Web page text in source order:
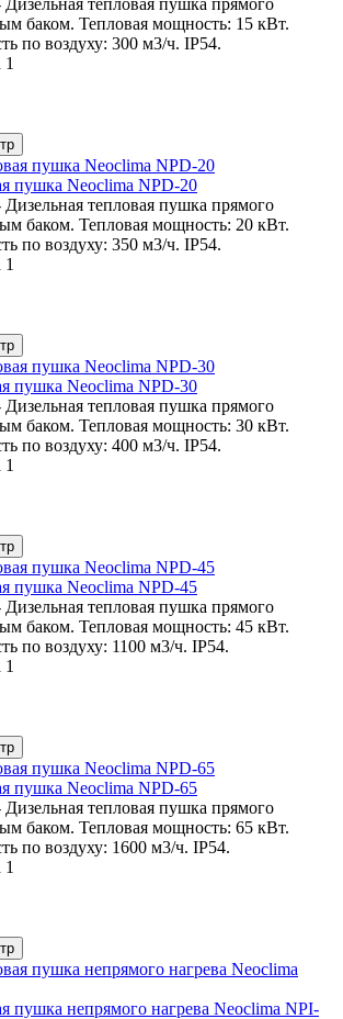
тепловая пушка прямого
баком. Тепловая мощность: 15 кВт.
по воздуху: 300 м3/ч. IP54.
1
пушка Neoclima NPD-20
тепловая пушка прямого
баком. Тепловая мощность: 20 кВт.
по воздуху: 350 м3/ч. IP54.
1
пушка Neoclima NPD-30
тепловая пушка прямого
баком. Тепловая мощность: 30 кВт.
по воздуху: 400 м3/ч. IP54.
1
пушка Neoclima NPD-45
тепловая пушка прямого
баком. Тепловая мощность: 45 кВт.
по воздуху: 1100 м3/ч. IP54.
1
пушка Neoclima NPD-65
тепловая пушка прямого
баком. Тепловая мощность: 65 кВт.
по воздуху: 1600 м3/ч. IP54.
1
пушка непрямого нагрева Neoclima NPI-